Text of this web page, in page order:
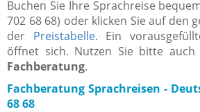
Buchen Sie Ihre Sprachreise
702 68 68) oder klicken Sie auf den
der Preistabelle. Ein
öffnet sich. Nutzen Sie bitte auch
Fachberatung.
Fachberatung Sprachreisen -
68 68